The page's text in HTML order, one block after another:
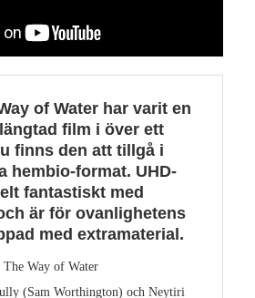
of Water har varit en
film i över ett
finns den att tillgå i
hembio-format. UHD-
fantastiskt med
är för ovanlighetens
med extramaterial.
The Way of Water
(Sam Worthington) och Neytiri